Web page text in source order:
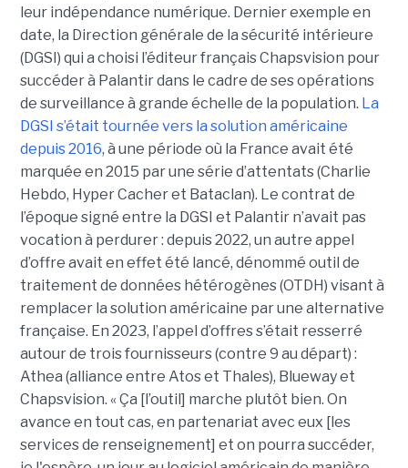
leur indépendance numérique. Dernier exemple en
date, la Direction générale de la sécurité intérieure
(DGSI) qui a choisi l’éditeur français Chapsvision pour
succéder à Palantir dans le cadre de ses opérations
de surveillance à grande échelle de la population. La
DGSI s’était tournée vers la solution américaine
depuis 2016, à une période où la France avait été
marquée en 2015 par une série d’attentats (Charlie
Hebdo, Hyper Cacher et Bataclan). Le contrat de
l’époque signé entre la DGSI et Palantir n’avait pas
vocation à perdurer : depuis 2022, un autre appel
d’offre avait en effet été lancé, dénommé outil de
traitement de données hétérogènes (OTDH) visant à
remplacer la solution américaine par une alternative
française. En 2023, l’appel d’offres s’était resserré
autour de trois fournisseurs (contre 9 au départ) :
Athea (alliance entre Atos et Thales), Blueway et
Chapsvision. « Ça [l’outil] marche plutôt bien. On
avance en tout cas, en partenariat avec eux [les
services de renseignement] et on pourra succéder,